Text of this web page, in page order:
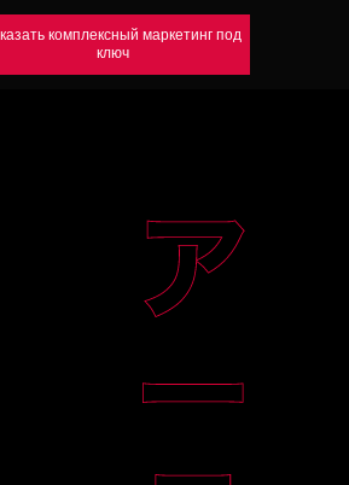
в TikTok
комплексный маркетинг под
ключ